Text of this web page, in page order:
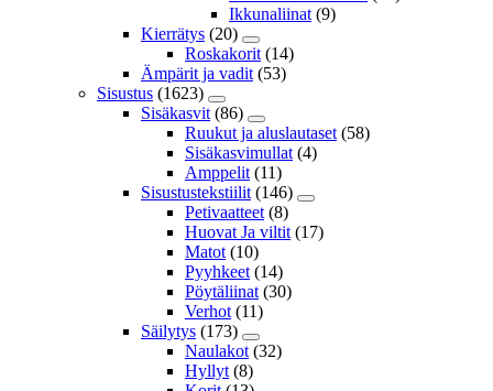
Ikkunaliinat (9)
Kierrätys (20)
Roskakorit (14)
Ämpärit ja vadit (53)
Sisustus (1623)
Sisäkasvit (86)
Ruukut ja aluslautaset (58)
Sisäkasvimullat (4)
Amppelit (11)
Sisustustekstiilit (146)
Petivaatteet (8)
Huovat Ja viltit (17)
Matot (10)
Pyyhkeet (14)
Pöytäliinat (30)
Verhot (11)
Säilytys (173)
Naulakot (32)
Hyllyt (8)